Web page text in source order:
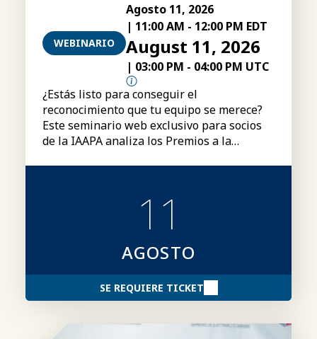
WEBINARIO
Agosto 11, 2026
| 11:00 AM - 12:00 PM EDT
August 11, 2026
| 03:00 PM - 04:00 PM UTC
¿Estás listo para conseguir el
reconocimiento que tu equipo se merece?
Este seminario web exclusivo para socios
de la IAAPA analiza los Premios a la
de candidaturas y consejos para elaborar
11
AGOSTO
SE REQUIERE TICKET